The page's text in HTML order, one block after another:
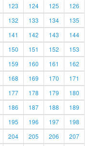
123 124 125
126
132 133 134
135
141 142 143
144
150 151 152
153
159 160 161
162
168 169 170
171
177 178 179
180
186 187 188
189
195 196 197
198
204 205 206
207